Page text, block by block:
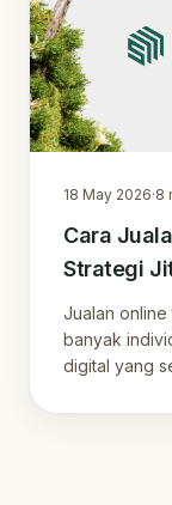
18 May 2026·8
Cara
Strategi
Jualan
banyak
digital yang